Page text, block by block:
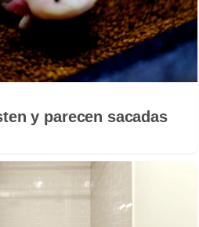
y parecen sacadas